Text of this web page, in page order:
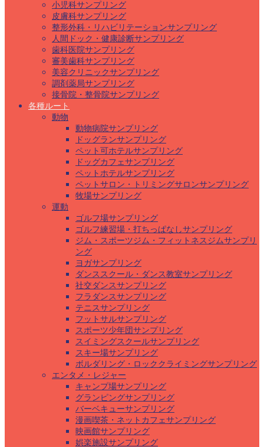
小児科サンプリング
皮膚科サンプリング
整形外科・リハビリテーションサンプリング
人間ドック・健康診断サンプリング
歯科医院サンプリング
審美歯科サンプリング
美容クリニックサンプリング
調剤薬局サンプリング
接骨院・整骨院サンプリング
各種ルート
動物
動物病院サンプリング
ドッグランサンプリング
ペット可ホテルサンプリング
ドッグカフェサンプリング
ペットホテルサンプリング
ペットサロン・トリミングサロンサンプリング
牧場サンプリング
運動
ゴルフ場サンプリング
ゴルフ練習場・打ちっぱなしサンプリング
ジム・スポーツジム・フィットネスジムサンプリ
ング
ヨガサンプリング
ダンススクール・ダンス教室サンプリング
社交ダンスサンプリング
フラダンスサンプリング
テニスサンプリング
フットサルサンプリング
スポーツ少年団サンプリング
スイミングスクールサンプリング
スキー場サンプリング
ボルダリング・ロッククライミングサンプリング
エンタメ・レジャー
キャンプ場サンプリング
グランピングサンプリング
バーベキューサンプリング
漫画喫茶・ネットカフェサンプリング
映画館サンプリング
娯楽施設サンプリング